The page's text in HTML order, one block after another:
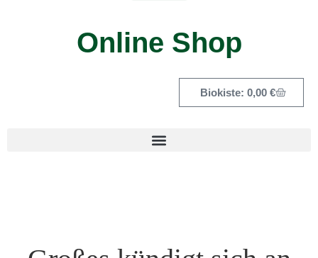
Online Shop
0,00 €